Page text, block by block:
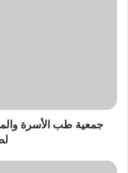
العالمي
لطبيبجمعية طب الأسرة
قوات